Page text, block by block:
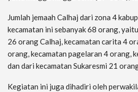
Jumlah jemaah Calhaj dari zona 4
kecamatan ini sebanyak 68 orang,
26 orang Calhaj, kecamatan carita 4
orang, kecamatan pagelaran 4 orang,
dan dari kecamatan Sukaresmi 21
Kegiatan ini juga dihadiri oleh